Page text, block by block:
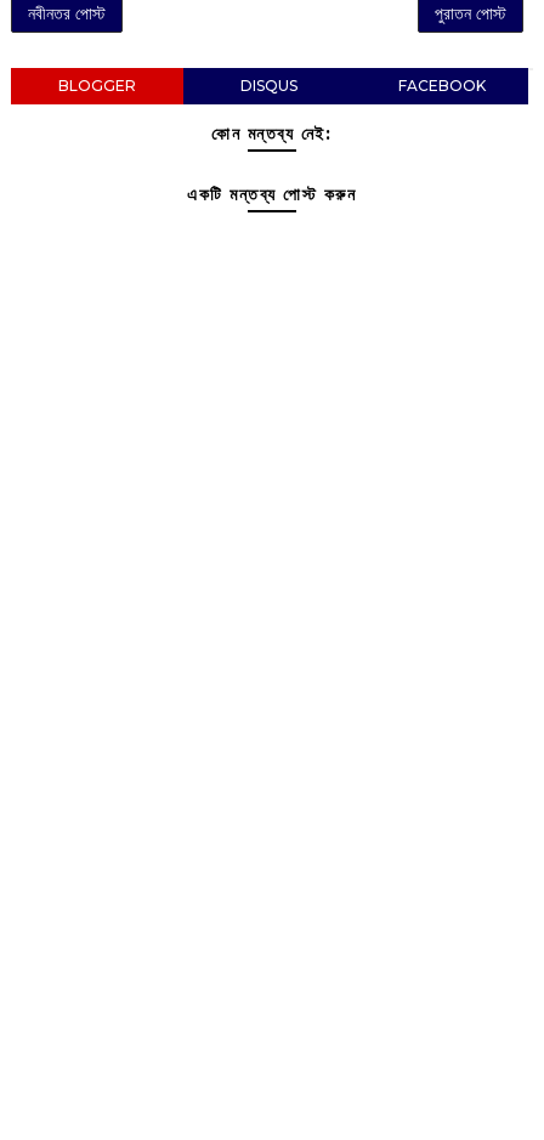
নবীনতর পোস্ট পুরাতন পোস্ট
BLOGGER DISQUS FACEBOOK
কোন মন্তব্য নেই:
একটি মন্তব্য পোস্ট করুন